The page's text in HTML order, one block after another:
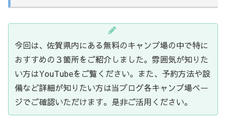
今回は、佐賀県内にある無料のキャンプ場の中で特に
おすすめの３箇所をご紹介しました。雰囲気が知りた
い方はYouTubeをご覧ください。また、予約方法や設
備など詳細が知りたい方は当ブログ各キャンプ場ペー
ジでご確認いただけます。是非ご活用ください。